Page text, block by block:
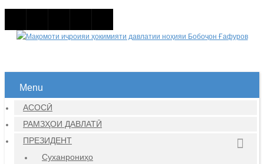
Menu
АСОСӢ
РАМЗҲОИ ДАВЛАТӢ
ПРЕЗИДЕНТ
Суханрониҳо